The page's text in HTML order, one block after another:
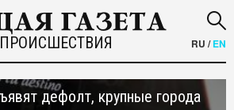
ПРОИСШЕСТВИЯ RU /EN
дефолт, крупные города